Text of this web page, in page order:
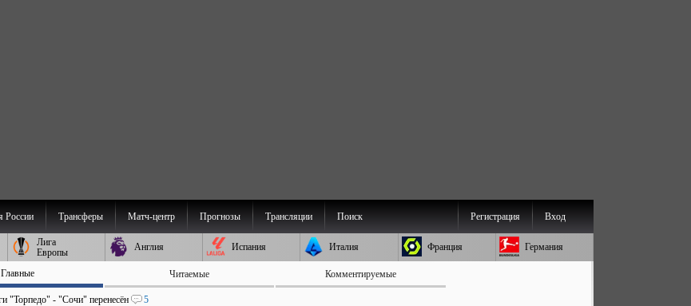
России Трансферы Матч-центр Прогнозы Трансляции Поиск Вход
Регистрация
Лига
Европы
Англия Испания Италия Франция Германия
Главные Читаемые Комментируемые
"Торпедо" - "Сочи" перенесён
5